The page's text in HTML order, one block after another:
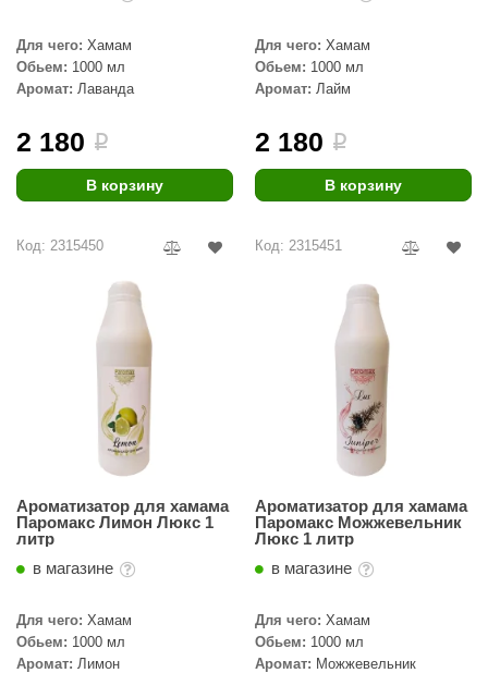
Для чего: Хамам
Обьем: 1000 мл
Аромат: Лаванда
2 180 i
В корзину
Для чего: Хамам
Обьем: 1000 мл
Аромат: Лайм
2 180 i
В корзину
Код: 2315450
Ароматизатор для хамама
Паромакс Лимон Люкс 1
литр
в магазине
Для чего: Хамам
Обьем: 1000 мл
Аромат: Лимон
Код: 2315451
Ароматизатор для хамама
Паромакс Можжевельник
Люкс 1 литр
в магазине
Для чего: Хамам
Обьем: 1000 мл
Аромат: Можжевельник